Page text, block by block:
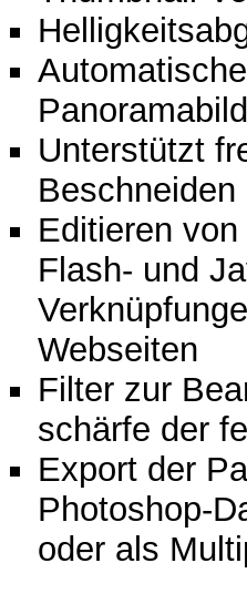
Unterstützt
Editieren
Flash- und
Webseiten
Filter zur
schärfe der
Export der
Photoshop-
oder als